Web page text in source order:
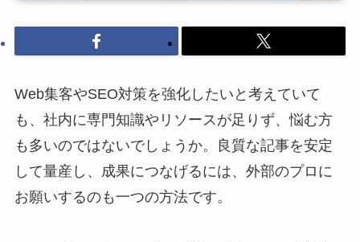
Web集客やSEO対策を強化したいと考えていて
も、社内に専門知識やリソースが足りず、悩む方
も多いのではないでしょうか。良質な記事を安定
して量産し、成果につなげるには、外部のプロに
お願いするのも一つの方法です。